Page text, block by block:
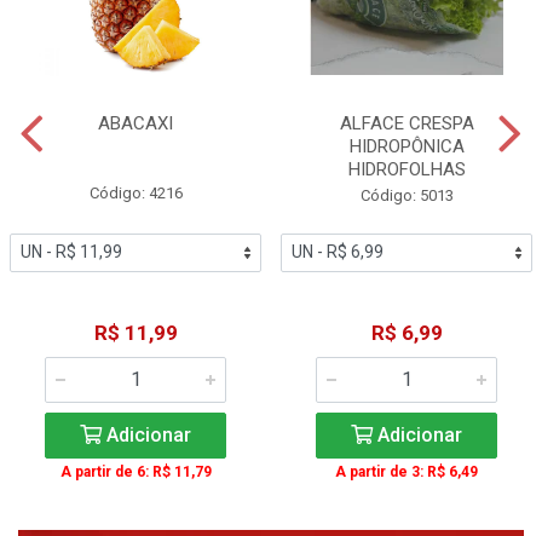
ABACAXI
Código: 4216
R$ 11,99
Adicionar
A partir de 6: R$ 11,79
ALFACE CRESPA
HIDROPÔNICA
HIDROFOLHAS
Código: 5013
R$ 6,99
Adicionar
A partir de 3: R$ 6,49